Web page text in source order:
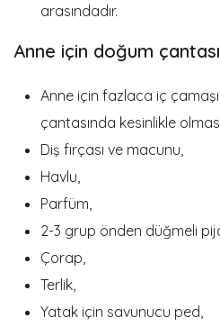
arasındadır.
Anne için doğum
Anne için fazlaca iç
çantasında kesinlikle
Diş fırçası ve macunu,
Havlu,
Parfüm,
2-3 grup önden düğmeli
Çorap,
Terlik,
Yatak için savunucu ped,